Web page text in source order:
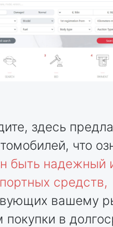
здесь
что
быть надежный
средств,
вашему
покупки в